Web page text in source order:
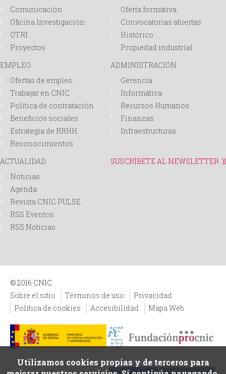
Comunicación
Oficina Investigación
OTRI
Proyectos
Oferta formativa
Convocatorias abiertas
Histórico
Propiedad industrial
EMPLEO
Ofertas de empleo
Trabajar en CNIC
Política de contratación
Beneficios sociales
Estrategia de RRHH
Reconocimientos
ADMINISTRACIÓN
Gerencia
Informática
Recursos Humanos
Finanzas
Infraestructuras
ACTUALIDAD
Noticias
Agenda
Revista CNIC PULSE
RSS Eventos
RSS Noticias
SUSCRÍBETE AL NEWSLETTER
© 2016 CNIC
Sobre el sitio
Términos de uso
Privacidad
Política de cookies
Accesibilidad Mapa Web
Utilizamos cookies propias y de terceros para